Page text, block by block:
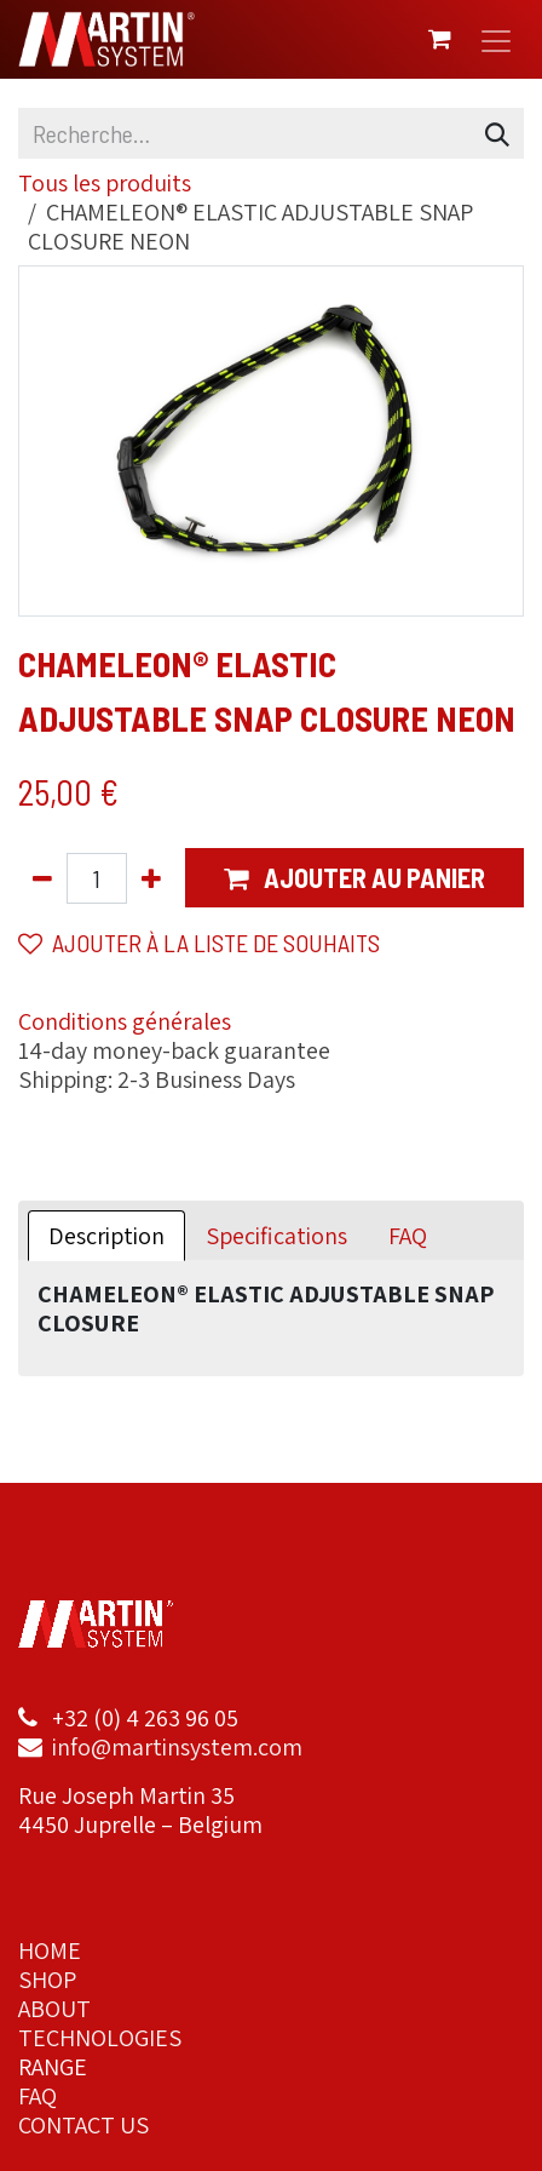
SE RENDRE AU CONTENU
Tous les produits
CHAMELEON® ELASTIC ADJUSTABLE SNAP
CLOSURE NEON
CHAMELEON® ELASTIC
ADJUSTABLE SNAP CLOSURE NEON
25,00 €
AJOUTER AU PANIER
AJOUTER À LA LISTE DE SOUHAITS
Conditions générales
14-day money-back guarantee
Shipping: 2-3 Business Days
Description Specifications
FAQ
CHAMELEON® ELASTIC ADJUSTABLE SNAP
CLOSURE
+32 (0) 4 263 96 05
info@martinsystem.com
Rue Joseph Martin 35
4450 Juprelle – Belgium
HOME
SHOP
ABOUT
TECHNOLOGIES
RANGE
FAQ
CONTACT US